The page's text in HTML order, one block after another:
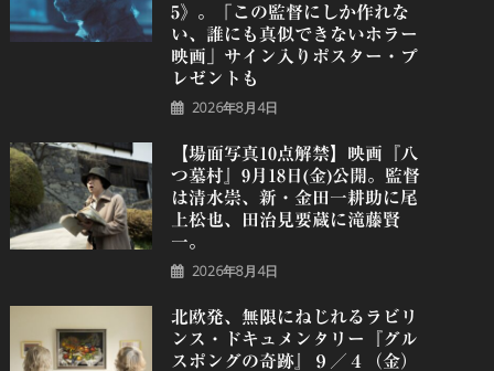
5》。「この監督にしか作れな
い、誰にも真似できないホラー
映画」サイン入りポスター・プ
レゼントも
2026年8月4日
【場面写真10点解禁】映画『八
つ墓村』9月18日(金)公開。監督
は清水崇、新・金田一耕助に尾
上松也、田治見要蔵に滝藤賢
一。
2026年8月4日
北欧発、無限にねじれるラビリ
ンス・ドキュメンタリー『グル
スポングの奇跡』９／４（金）